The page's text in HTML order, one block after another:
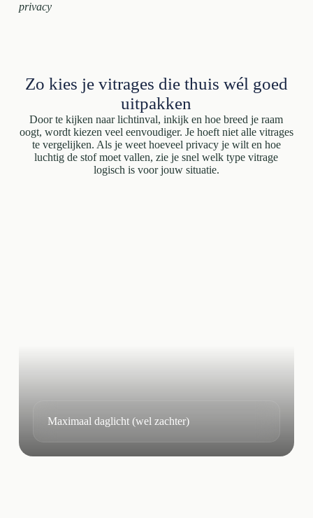
privacy
Zo kies je vitrages die thuis wél goed
uitpakken
Door te kijken naar lichtinval, inkijk en hoe breed je raam
oogt, wordt kiezen veel eenvoudiger. Je hoeft niet alle vitrages
te vergelijken. Als je weet hoeveel privacy je wilt en hoe
luchtig de stof moet vallen, zie je snel welk type vitrage
logisch is voor jouw situatie.
Maximaal daglicht (wel zachter)